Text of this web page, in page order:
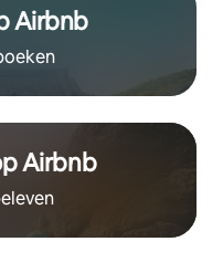
Airbnb
Airbnb